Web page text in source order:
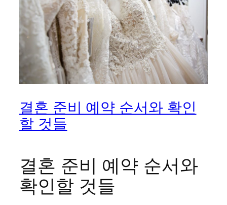
결혼 준비 예약 순서와 확인
할 것들
결혼 준비 예약 순서와
확인할 것들